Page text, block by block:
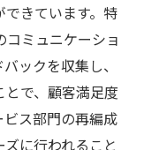
きています。特
コミュニケーショ
ックを収集し、
で、顧客満足度
ス部門の再編成
に行われること